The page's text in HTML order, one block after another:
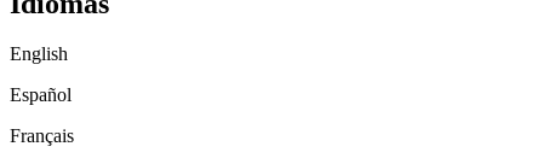
English
Español
Français